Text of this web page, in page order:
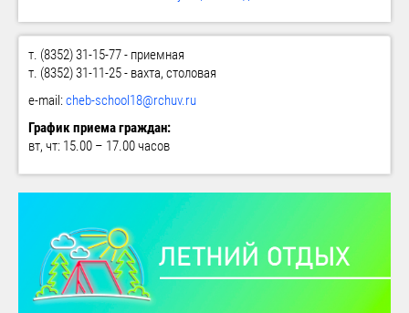
т. (8352) 31-15-77 - приемная
т. (8352) 31-11-25 - вахта, столовая
e-mail:cheb-school18@rchuv.ru
График приема граждан:
вт, чт: 15.00 – 17.00 часов